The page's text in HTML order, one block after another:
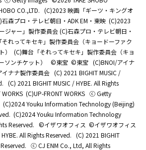
CO.,LTD. (C)2023 映画「ギーツ・キングオ
森プロ・テレビ朝日・ADK EM・東映 (C)2023
ジャー」製作委員会 (C)石森プロ・テレビ朝日・
それってキセキ」製作委員会（キョードーファク
）
(C)舞台「それってキセキ」製作委員会（キョ
ソンチケット）
©東宝 ©東宝 (C)BNOI/アイナ
イナナ製作委員会 (C) 2021 BIGHIT MUSIC /
(C) 2021 BIGHIT MUSIC / HYBE. All Rights
WORKS (C)UP-FRONT WORKS ⓒ Getty
(C)2024 Youku Information Technology (Beijing)
(C)2024 Youku Information Technology
Reserved. ©イザワオフィス ©イザワオフィス
All Rights Reserved. (C) 2021 BIGHIT
ⓒ CJ ENM Co., Ltd, All Rights